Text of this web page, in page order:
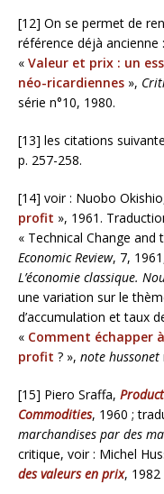
[12] On se permet de
référence déjà ancienne
« Valeur et prix : un
néo-ricardiennes »,
série n°10, 1980.
[13] les citations
p. 257-258.
[14] voir : Nuobo
profit », 1961.
« Technical Change
Economic Review, 7,
L’économie classique.
une variation sur le
d’accumulation et taux
« Comment échapper
profit ? », note hussonet
[15] Piero Sraffa,
Commodities, 1960 ;
marchandises par des
critique, voir : Michel
des valeurs en prix,